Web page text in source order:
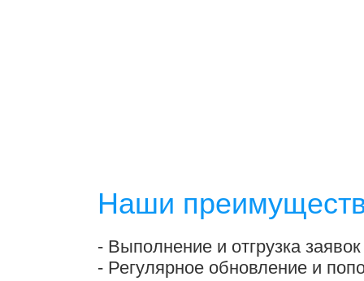
Наши
- Выполнение и отгрузка
- Регулярное обновление и